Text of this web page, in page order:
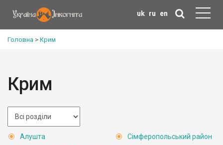
uk ru en
Головна > Крим
Крим
Алушта
Сімферопольський район